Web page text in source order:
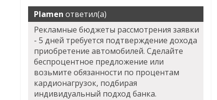
Plamen ответил(а)
Рекламные бюджеты рассмотрения заявки
- 5 дней требуется подтверждение дохода
приобретение автомобилей. Сделайте
беспроцентное предложение или
возьмите обязанности по процентам
кардионагрузок, подбирая
индивидуальный подход банка.